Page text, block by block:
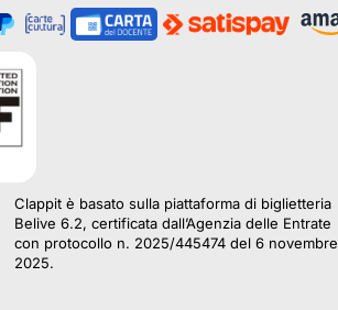
Clappit è basato sulla piattaforma di biglietteria
Belive 6.2, certificata dall’Agenzia delle Entrate
con protocollo n. 2025/445474 del 6 novembre
2025.